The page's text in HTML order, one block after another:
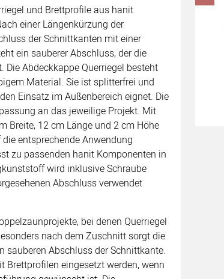
und Brettprofile aus hanit
einer Längenkürzung der
der Schnittkanten mit einer
ein sauberer Abschluss, der die
Abdeckkappe Querriegel besteht
Material. Sie ist splitterfrei und
Einsatz im Außenbereich eignet. Die
an das jeweilige Projekt. Mit
Breite, 12 cm Länge und 2 cm Höhe
entsprechende Anwendung
zu passenden hanit Komponenten in
wird inklusive Schraube
Abschluss verwendet
bei denen Querriegel
nach dem Zuschnitt sorgt die
sauberen Abschluss der Schnittkante.
Brettprofilen eingesetzt werden, wenn